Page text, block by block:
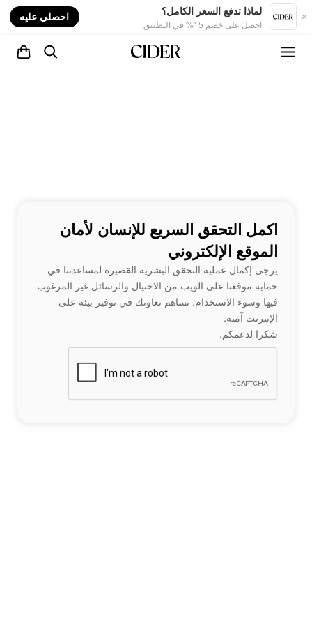
لماذا تدفع السعر الكامل؟
احصل على خصم 15% في التطبيق
احصلي عليه
اكمل التحقق السريع للإنسان لأمان
الموقع الإلكتروني
يرجى إكمال عملية التحقق البشرية القصيرة لمساعدتنا في
حماية موقعنا على الويب من الاحتيال والرسائل غير المرغوب
فيها وسوء الاستخدام. تساهم تعاونك في توفير بيئة على
الإنترنت آمنة.
شكرا لدعمكم.